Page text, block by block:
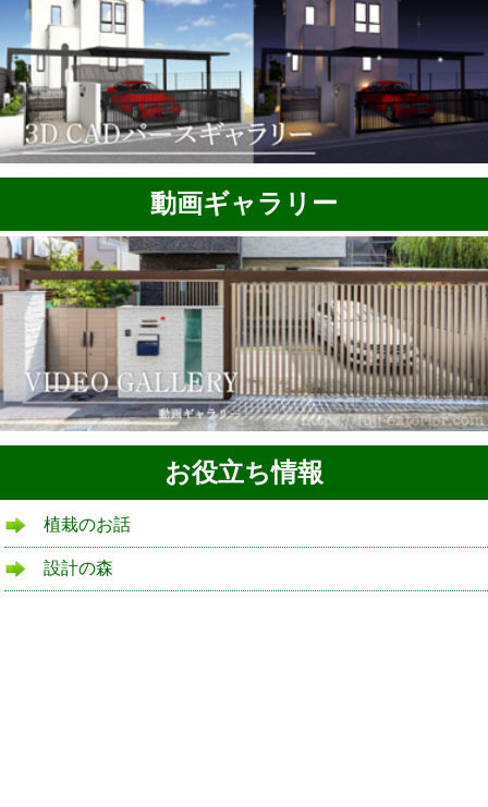
動画ギャラリー
お役立ち情報
植栽のお話
設計の森